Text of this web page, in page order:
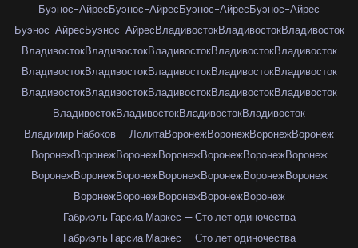
Буэнос-АйресБуэнос-АйресБуэнос-АйресБуэнос-Айрес
Буэнос-АйресБуэнос-АйресВладивостокВладивостокВладивосток
ВладивостокВладивостокВладивостокВладивостокВладивосток
ВладивостокВладивостокВладивостокВладивостокВладивосток
ВладивостокВладивостокВладивостокВладивостокВладивосток
ВладивостокВладивостокВладивостокВладивосток
Владимир Набоков — ЛолитаВоронежВоронежВоронежВоронеж
ВоронежВоронежВоронежВоронежВоронежВоронежВоронеж
ВоронежВоронежВоронежВоронежВоронежВоронежВоронеж
ВоронежВоронежВоронежВоронежВоронеж
Габриэль Гарсиа Маркес — Сто лет одиночества
Габриэль Гарсиа Маркес — Сто лет одиночества